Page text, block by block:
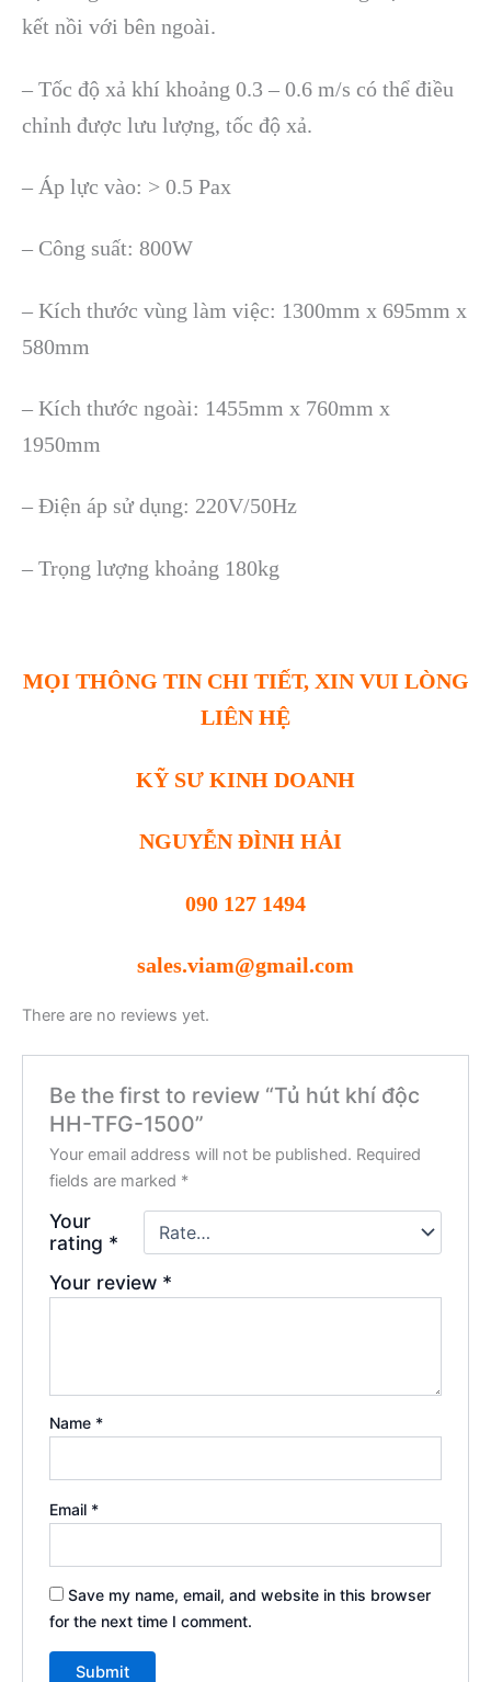
kết nồi với bên ngoài.
– Tốc độ xả khí khoảng 0.3 – 0.6 m/s có thể điều
chỉnh được lưu lượng, tốc độ xả.
– Áp lực vào: > 0.5 Pax
– Công suất: 800W
– Kích thước vùng làm việc: 1300mm x 695mm x
580mm
– Kích thước ngoài: 1455mm x 760mm x
1950mm
– Điện áp sử dụng: 220V/50Hz
– Trọng lượng khoảng 180kg
MỌI THÔNG TIN CHI TIẾT, XIN VUI LÒNG
LIÊN HỆ
KỸ SƯ KINH DOANH
NGUYỄN ĐÌNH HẢI
090 127 1494
sales.viam@gmail.com
There are no reviews yet.
Be the first to review “Tủ hút khí độc
HH-TFG-1500”
Your email address will not be published. Required
fields are marked *
Your
rating *
Your review *
Name *
Email *
Save my name, email, and website in this browser
for the next time I comment.